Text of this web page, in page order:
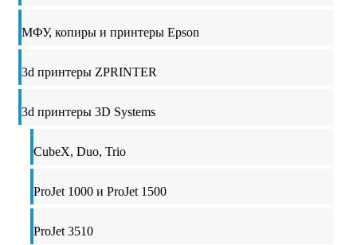
МФУ, копиры и принтеры Epson
3d принтеры ZPRINTER
3d принтеры 3D Systems
CubeX, Duo, Trio
ProJet 1000 и ProJet 1500
ProJet 3510